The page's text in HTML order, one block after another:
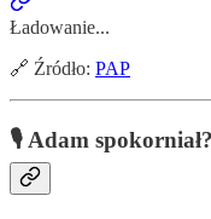
Ładowanie...
🔗 Źródło: PAP
🎙 Adam spokorniał?